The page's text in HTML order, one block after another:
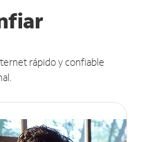
rápido y confiable